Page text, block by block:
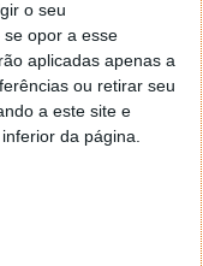
o seu
opor a esse
aplicadas apenas a
ou retirar seu
a este site e
da página.
de dados
tarefas
à dobragem
modelo ou nos
adição foi o